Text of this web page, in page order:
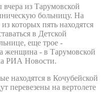
из Тарумовской
больницу. На
которых пять находятся
в Детской
еще трое -
женщина - в Тарумовской
РИА Новости.
находятся в Кочубейской
перевезены на вертолете